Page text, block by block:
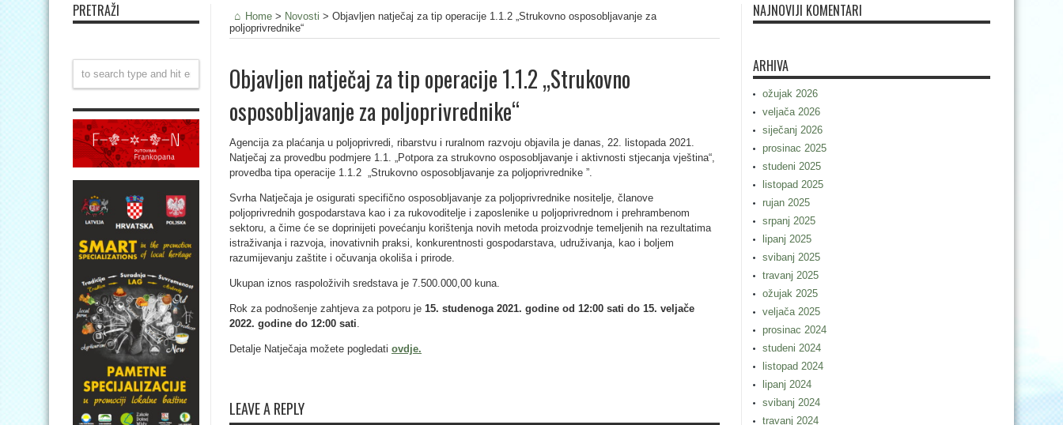
Home > Novosti > Objavljen natječaj za tip operacije 1.1.2 „Strukovno osposobljavanje za
poljoprivrednike“
Objavljen natječaj za tip operacije 1.1.2 „Strukovno
osposobljavanje za poljoprivrednike“
Agencija za plaćanja u poljoprivredi, ribarstvu i ruralnom razvoju objavila je danas, 22. listopada 2021.
Natječaj za provedbu podmjere 1.1. „Potpora za strukovno osposobljavanje i aktivnosti stjecanja vještina“,
provedba tipa operacije 1.1.2 „Strukovno osposobljavanje za poljoprivrednike ”.
Svrha Natječaja je osigurati specifično osposobljavanje za poljoprivrednike nositelje, članove
poljoprivrednih gospodarstava kao i za rukovoditelje i zaposlenike u poljoprivrednom i prehrambenom
sektoru, a čime će se doprinijeti povećanju korištenja novih metoda proizvodnje temeljenih na rezultatima
istraživanja i razvoja, inovativnih praksi, konkurentnosti gospodarstava, udruživanja, kao i boljem
razumijevanju zaštite i očuvanja okoliša i prirode.
Ukupan iznos raspoloživih sredstava je 7.500.000,00 kuna.
Rok za podnošenje zahtjeva za potporu je 15. studenoga 2021. godine od 12:00 sati do 15. veljače
2022. godine do 12:00 sati.
Detalje Natječaja možete pogledati ovdje.
LEAVE A REPLY
PRETRAŽI NAJNOVIJI KOMENTARI
ARHIVA
ožujak 2026
veljača 2026
siječanj 2026
prosinac 2025
studeni 2025
listopad 2025
rujan 2025
srpanj 2025
lipanj 2025
svibanj 2025
travanj 2025
ožujak 2025
veljača 2025
prosinac 2024
studeni 2024
listopad 2024
lipanj 2024
svibanj 2024
travanj 2024